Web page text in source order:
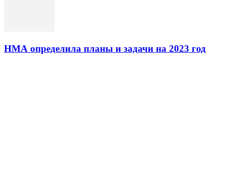
НМА определила планы и задачи на 2023 год